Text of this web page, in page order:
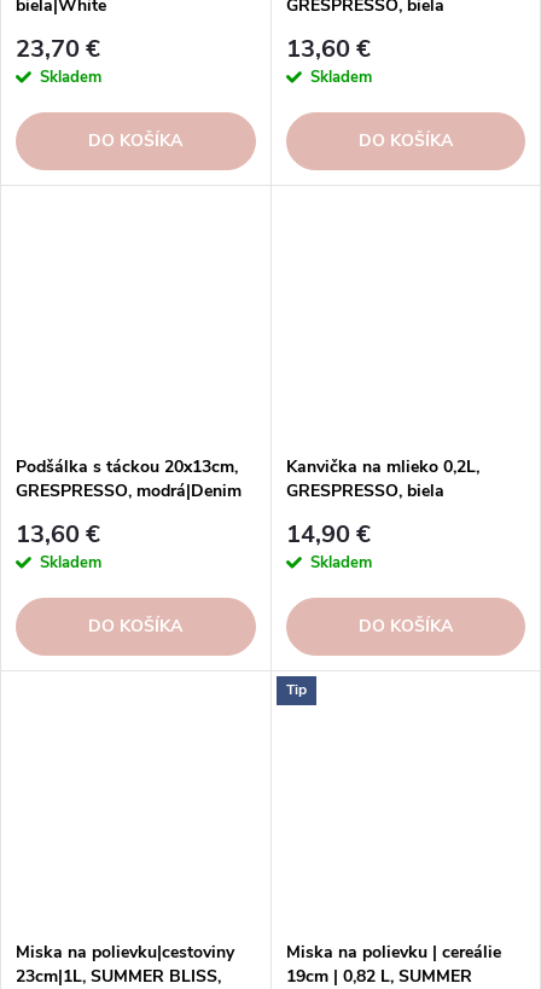
biela|White
23,70 €
Skladem
DO KOŠÍKA
GRESPRESSO, biela
13,60 €
Skladem
DO KOŠÍKA
Podšálka s táckou 20x13cm,
GRESPRESSO, modrá|Denim
13,60 €
Skladem
DO KOŠÍKA
Kanvička na mlieko 0,2L,
GRESPRESSO, biela
14,90 €
Skladem
DO KOŠÍKA
Miska na polievku|cestoviny
23cm|1L, SUMMER BLISS,
Tip
Miska na polievku | cereálie
19cm | 0,82 L, SUMMER